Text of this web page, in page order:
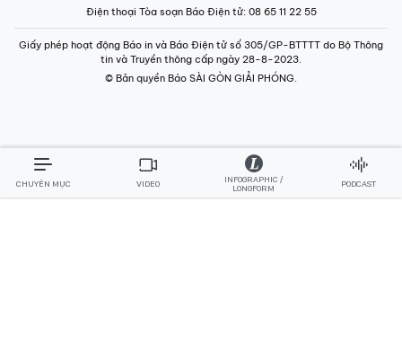
Điện thoại Tòa soạn Báo Điện tử: 08 65 11 22 55
Giấy phép hoạt động Báo in và Báo Điện tử số 305/GP-BTTTT do Bộ Thông
tin và Truyền thông cấp ngày 28-8-2023.
© Bản quyền Báo SÀI GÒN GIẢI PHÓNG.
CHUYÊN MỤC VIDEO
INFOGRAPHIC /
LONGFORM
PODCAST